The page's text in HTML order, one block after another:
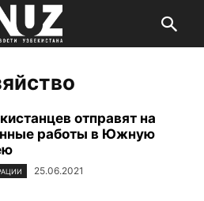
отправят на
работы в Южную
25.06.2021